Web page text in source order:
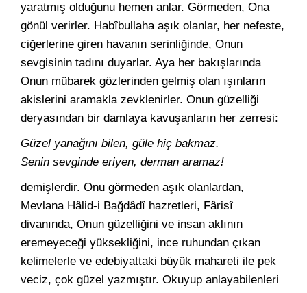
yaratmış olduğunu hemen anlar. Görmeden, Ona
gönül verirler. Habîbullaha aşık olanlar, her nefeste,
ciğerlerine giren havanın serinliğinde, Onun
sevgisinin tadını duyarlar. Aya her bakışlarında
Onun mübarek gözlerinden gelmiş olan ışınların
akislerini aramakla zevklenirler. Onun güzelliği
deryasından bir damlaya kavuşanların her zerresi:
Güzel yanağını bilen, güle hiç bakmaz.
Senin sevginde eriyen, derman aramaz!
demişlerdir. Onu görmeden aşık olanlardan,
Mevlana Hâlid-i Bağdâdî hazretleri, Fârisî
divanında, Onun güzelliğini ve insan aklının
eremeyeceği yüksekliğini, ince ruhundan çıkan
kelimelerle ve edebiyattaki büyük mahareti ile pek
veciz, çok güzel yazmıştır. Okuyup anlayabilenleri